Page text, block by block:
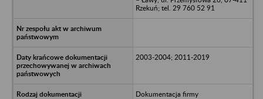
Rzekuń; tel. 29 760 52 91
2003-2004; 2011-2019
Dokumentacja firmy